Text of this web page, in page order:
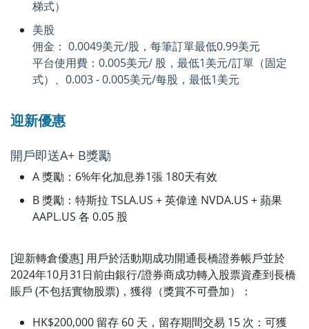
梯式）
美股
佣金： 0.0049美元/股，每筆訂單最低0.99美元
平台使用費：0.005美元/ 股，最低1美元/訂單（固定
式）、0.003 - 0.005美元/每股，最低1美元
迎新優惠
開戶即送A+ B獎勵
A 獎勵：6%年化加息券1張 180天有效
B 獎勵：特斯拉 TSLA.US + 英偉達 NVDA.US + 蘋果
AAPL.US 各 0.05 股
[迎新轉倉優惠] 用戶於活動期成功開通長橋證券帳戶並於
2024年10月31日前由銀行/證券商成功轉入股票資產到長橋
賬戶 (不包括實物股票)，獲得（獎賞不可疊加）：
HK$200,000 留存 60 天，留存期間交易 15 次：可獲